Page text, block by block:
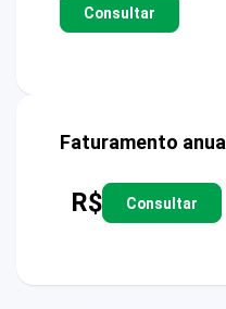
Consultar
Faturamento anual
R$ Consultar